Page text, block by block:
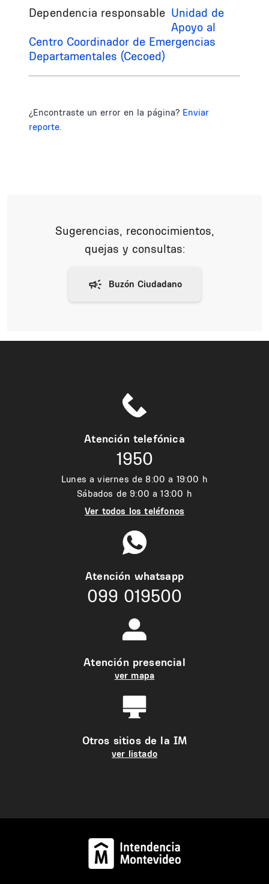
Dependencia responsable Unidad de
Apoyo al
Centro Coordinador de Emergencias
Departamentales (Cecoed)
¿Encontraste un error en la página? Enviar
reporte.
Sugerencias, reconocimientos,
quejas y consultas:
Atención telefónica
1950
Lunes a viernes de 8:00 a 19:00 h
Sábados de 9:00 a 13:00 h
Ver todos los teléfonos
Atención whatsapp
099 019500
Atención presencial
ver mapa
Otros sitios de la IM
ver listado